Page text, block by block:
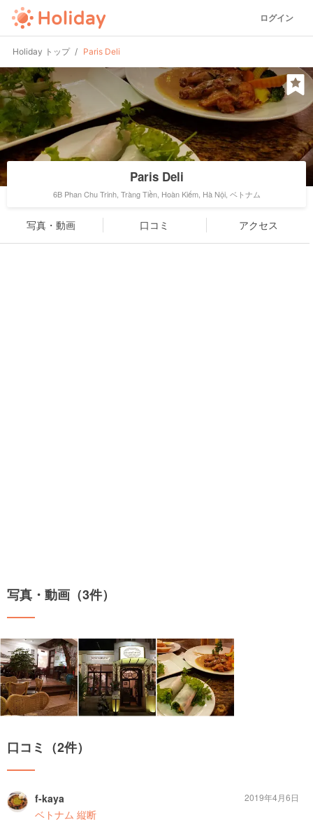
ログイン
Holiday トップ Paris Deli
Paris Deli
6B Phan Chu Trinh, Tràng Tiền, Hoàn Kiếm, Hà Nội, ベトナム
写真・動画 口コミ アクセス
写真・動画（3件）
口コミ（2件）
f-kaya
ベトナム 縦断
2019年4月6日